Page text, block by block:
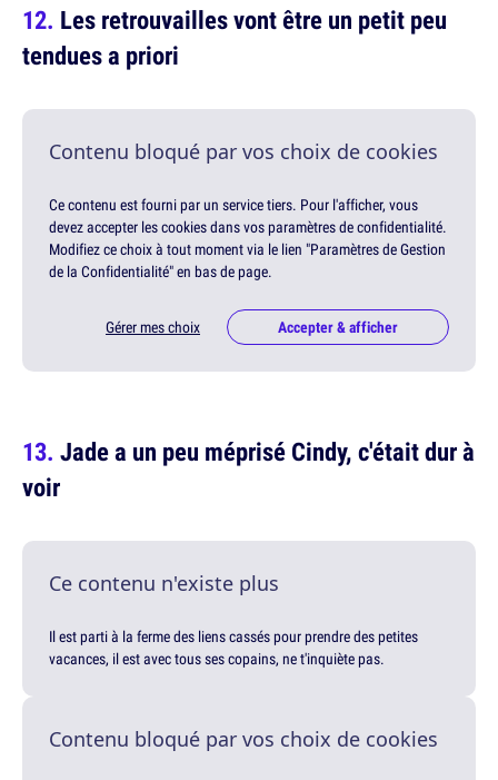
Les retrouvailles vont être un petit peu
tendues a priori
Contenu bloqué par vos choix de cookies
Ce contenu est fourni par un service tiers. Pour l'afficher, vous
devez accepter les cookies dans vos paramètres de confidentialité.
Modifiez ce choix à tout moment via le lien "Paramètres de Gestion
de la Confidentialité" en bas de page.
Gérer mes choix Accepter & afficher
Jade a un peu méprisé Cindy, c'était dur à
voir
Ce contenu n'existe plus
Il est parti à la ferme des liens cassés pour prendre des petites
vacances, il est avec tous ses copains, ne t'inquiète pas.
Contenu bloqué par vos choix de cookies